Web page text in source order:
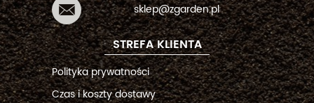
sklep@zgarden.pl
STREFA KLIENTA
Polityka prywatności
Czas i koszty dostawy